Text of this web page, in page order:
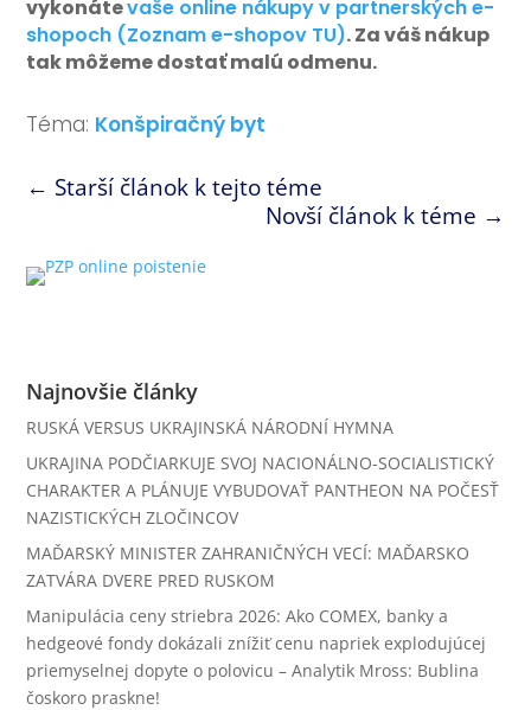
vykonátevaše online nákupy v partnerských e-
shopoch (Zoznam e-shopov TU). Za váš nákup
tak môžeme dostať malú odmenu.
Téma: Konšpiračný byt
← Starší článok k tejto téme
Novší článok k téme →
Najnovšie články
RUSKÁ VERSUS UKRAJINSKÁ NÁRODNÍ HYMNA
UKRAJINA PODČIARKUJE SVOJ NACIONÁLNO-SOCIALISTICKÝ
CHARAKTER A PLÁNUJE VYBUDOVAŤ PANTHEON NA POČESŤ
NAZISTICKÝCH ZLOČINCOV
MAĎARSKÝ MINISTER ZAHRANIČNÝCH VECÍ: MAĎARSKO
ZATVÁRA DVERE PRED RUSKOM
Manipulácia ceny striebra 2026: Ako COMEX, banky a
hedgeové fondy dokázali znížiť cenu napriek explodujúcej
priemyselnej dopyte o polovicu – Analytik Mross: Bublina
čoskoro praskne!